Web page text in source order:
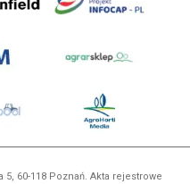
60-118 Poznań. Akta rejestrowe